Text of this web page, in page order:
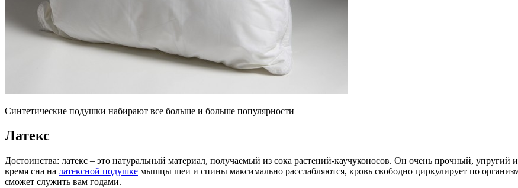
Синтетические подушки набирают все больше и больше популярности
Латекс
Достоинства: латекс – это натуральный материал, получаемый из сока растений-каучуконосов. Он очень прочный,
время сна на латексной подушке мышцы шеи и спины максимально расслабляются, кровь свободно циркулирует по
сможет служить вам годами.